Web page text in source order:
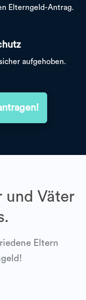
Elterngeld-Antrag.
aufgehoben.
und Väter
Eltern